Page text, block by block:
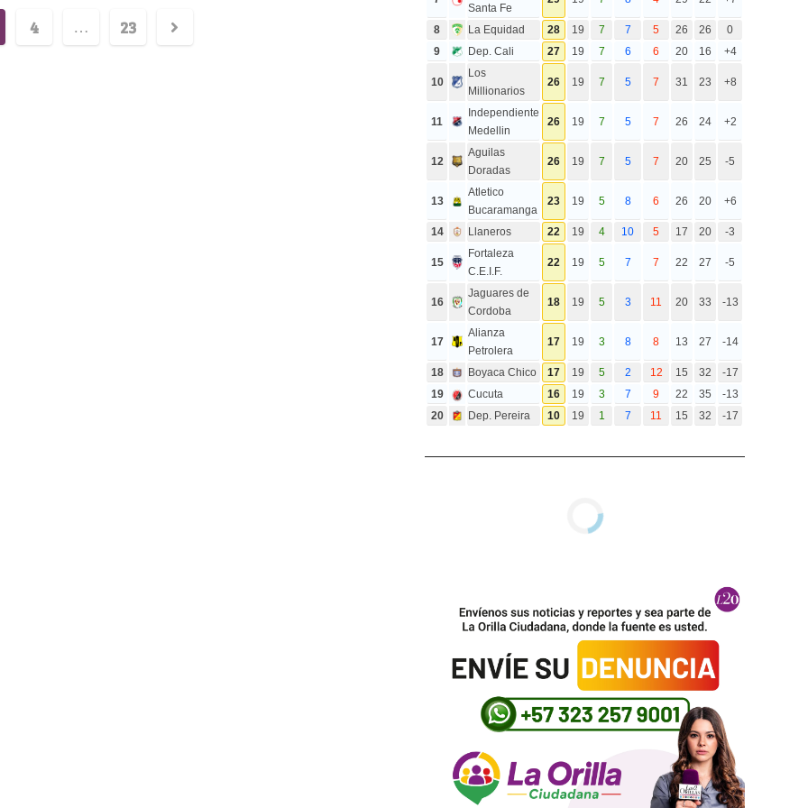
4 … 23
Santa Fe
8 La Equidad 28 19 7 7 5 26 26
0
9
Dep. Cali 27 19 7 6 6 20 16 +4
10
Los
Millionarios
26 19 7 5 7 31 23 +8
11
Independiente
Medellin
26 19 7 5 7 26 24 +2
12
Aguilas
Doradas
26 19 7 5 7 20 25 -5
13
Atletico
Bucaramanga
23 19 5 8 6 26 20 +6
14 Llaneros 22 19 4 10 5 17 20 -3
15
Fortaleza
C.E.I.F.
22 19 5 7 7 22 27 -5
16
Jaguares de
Cordoba
18 19 5 3 11 20 33 -13
17
Alianza
Petrolera
17 19 3 8 8 13 27 -14
18 Boyaca Chico 17 19 5 2 12 15 32
-17
19
Cucuta 16 19 3 7 9 22 35
-13
20
Dep. Pereira 10 19 1 7 11 15 32 -17